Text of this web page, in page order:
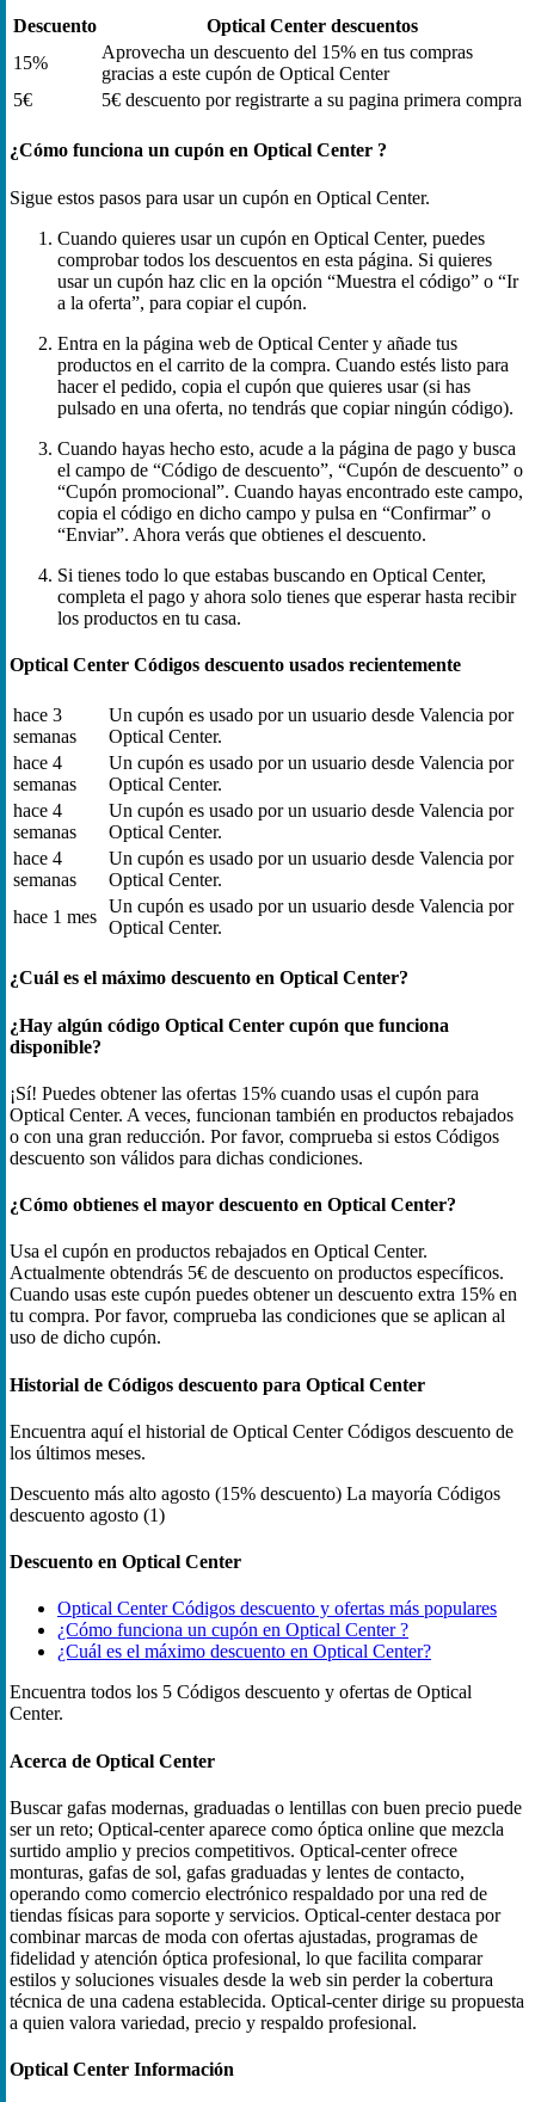
Descuento
Optical Center descuentos
15%
Aprovecha un descuento del 15% en tus compras
gracias a este cupón de Optical Center
5€
5€ descuento por registrarte a su pagina primera compra
¿Cómo funciona un cupón en Optical Center ?
Sigue estos pasos para usar un cupón en Optical Center.
Cuando quieres usar un cupón en Optical Center, puedes
comprobar todos los descuentos en esta página. Si quieres
usar un cupón haz clic en la opción “Muestra el código” o “Ir
a la oferta”, para copiar el cupón.
Entra en la página web de Optical Center y añade tus
productos en el carrito de la compra. Cuando estés listo para
hacer el pedido, copia el cupón que quieres usar (si has
pulsado en una oferta, no tendrás que copiar ningún código).
Cuando hayas hecho esto, acude a la página de pago y busca
el campo de “Código de descuento”, “Cupón de descuento” o
“Cupón promocional”. Cuando hayas encontrado este campo,
copia el código en dicho campo y pulsa en “Confirmar” o
“Enviar”. Ahora verás que obtienes el descuento.
Si tienes todo lo que estabas buscando en Optical Center,
completa el pago y ahora solo tienes que esperar hasta recibir
los productos en tu casa.
Optical Center Códigos descuento usados recientemente
hace 3
semanas
Un cupón es usado por un usuario desde Valencia por
Optical Center.
hace 4
semanas
Un cupón es usado por un usuario desde Valencia por
Optical Center.
hace 4
semanas
Un cupón es usado por un usuario desde Valencia por
Optical Center.
hace 4
semanas
Un cupón es usado por un usuario desde Valencia por
Optical Center.
hace 1 mes
Un cupón es usado por un usuario desde Valencia por
Optical Center.
¿Cuál es el máximo descuento en Optical Center?
¿Hay algún código Optical Center cupón que funciona
disponible?
¡Sí! Puedes obtener las ofertas 15% cuando usas el cupón para
Optical Center. A veces, funcionan también en productos rebajados
o con una gran reducción. Por favor, comprueba si estos Códigos
descuento son válidos para dichas condiciones.
¿Cómo obtienes el mayor descuento en Optical Center?
Usa el cupón en productos rebajados en Optical Center.
Actualmente obtendrás 5€ de descuento on productos específicos.
Cuando usas este cupón puedes obtener un descuento extra 15% en
tu compra. Por favor, comprueba las condiciones que se aplican al
uso de dicho cupón.
Historial de Códigos descuento para Optical Center
Encuentra aquí el historial de Optical Center Códigos descuento de
los últimos meses.
Descuento más alto agosto (15% descuento) La mayoría Códigos
descuento agosto (1)
Descuento en Optical Center
Optical Center Códigos descuento y ofertas más populares
¿Cómo funciona un cupón en Optical Center ?
¿Cuál es el máximo descuento en Optical Center?
Encuentra todos los 5 Códigos descuento y ofertas de Optical
Center.
Acerca de Optical Center
Buscar gafas modernas, graduadas o lentillas con buen precio puede
ser un reto; Optical-center aparece como óptica online que mezcla
surtido amplio y precios competitivos. Optical-center ofrece
monturas, gafas de sol, gafas graduadas y lentes de contacto,
operando como comercio electrónico respaldado por una red de
tiendas físicas para soporte y servicios. Optical-center destaca por
combinar marcas de moda con ofertas ajustadas, programas de
fidelidad y atención óptica profesional, lo que facilita comparar
estilos y soluciones visuales desde la web sin perder la cobertura
técnica de una cadena establecida. Optical-center dirige su propuesta
a quien valora variedad, precio y respaldo profesional.
Optical Center Información